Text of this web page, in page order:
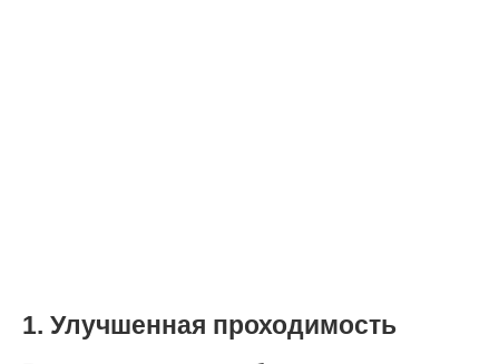
1. Улучшенная проходимость